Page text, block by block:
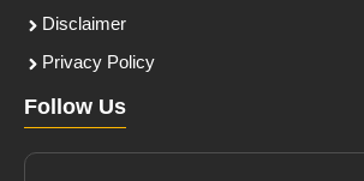
Disclaimer
Privacy Policy
Follow Us